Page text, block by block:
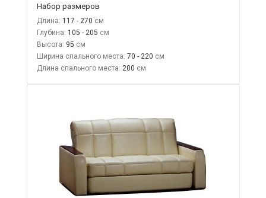
Набор размеров
Длина: 117 - 270
Глубина: 105 - 205
Высота: 95
Ширина спального места: 70 - 220
Длина спального места: 200